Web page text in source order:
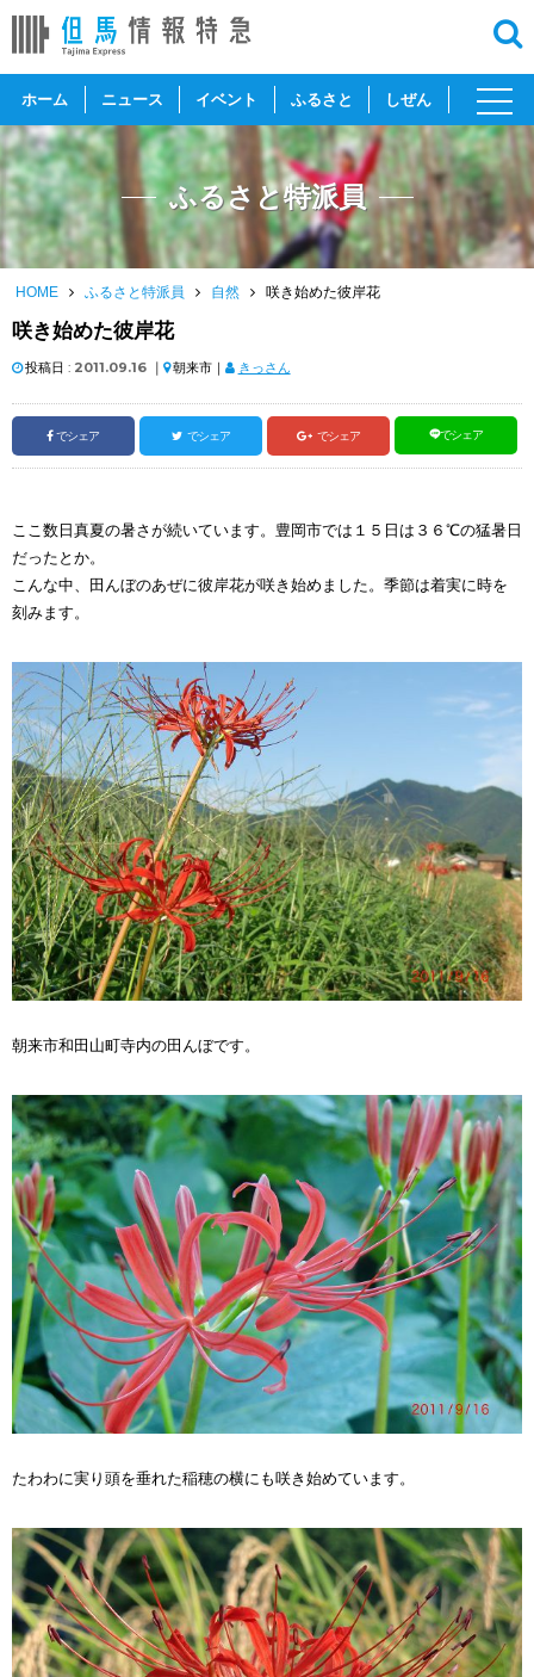
ホーム ニュース イベント ふるさと しぜん
toggle
ふるさと特派員
HOME ふるさと特派員 自然 咲き始めた彼岸花
咲き始めた彼岸花
投稿日 : 2011.09.16 ｜ 朝来市｜ きっさん
でシェア でシェア でシェア でシェア
ここ数日真夏の暑さが続いています。豊岡市では１５日は３６℃の猛暑日
だったとか。
こんな中、田んぼのあぜに彼岸花が咲き始めました。季節は着実に時を
刻みます。
朝来市和田山町寺内の田んぼです。
たわわに実り頭を垂れた稲穂の横にも咲き始めています。